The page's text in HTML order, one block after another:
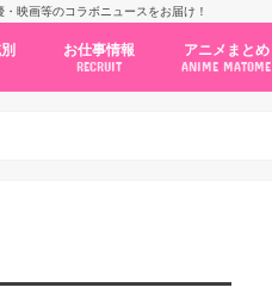
映画等のコラボニュースをお届け！
お仕事情報
RECRUIT
アニメまとめ
ANIME MATOME